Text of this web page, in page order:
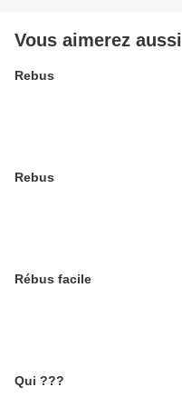
Vous aimerez aussi
Rebus
Rebus
Rébus facile
Qui ???